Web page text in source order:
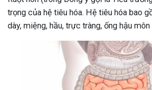
trọng của hệ tiêu hóa. Hệ tiêu hóa bao
dày, miệng, hầu, trực tràng, ống hậu